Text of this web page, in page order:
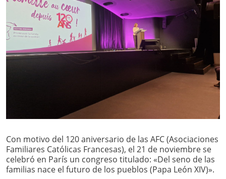
Con motivo del 120 aniversario de las AFC (Asociaciones
Familiares Católicas Francesas), el 21 de noviembre se
celebró en París un congreso titulado: «Del seno de las
familias nace el futuro de los pueblos (Papa León XIV)».